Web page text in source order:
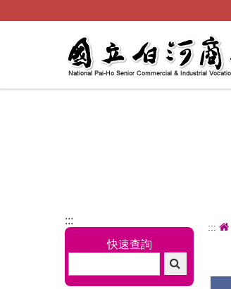
到
:::
快速查詢
:::